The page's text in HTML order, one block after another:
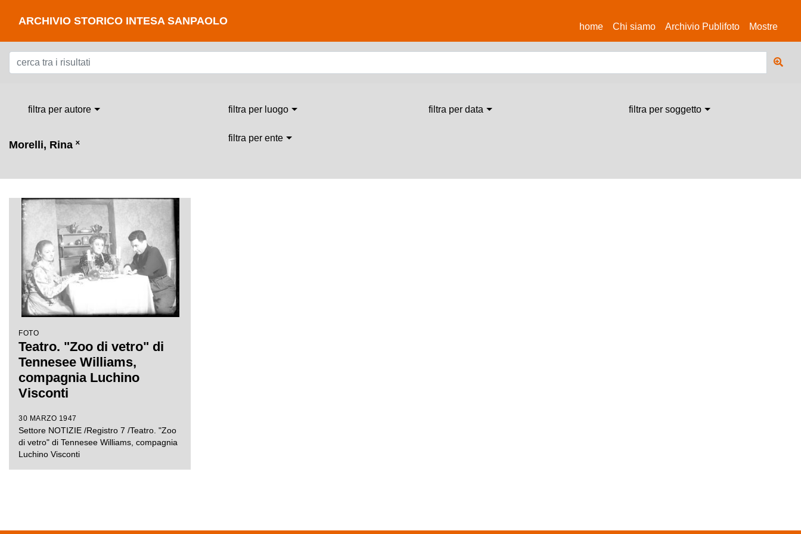
ARCHIVIO STORICO INTESA SANPAOLO home(current)
Chi siamo Archivio Publifoto Mostre
filtra per autore filtra per luogo filtra per data filtra per soggetto
Morelli, Rina ˟
filtra per ente
FOTO
Teatro. "Zoo di vetro" di
Tennesee Williams,
compagnia Luchino
Visconti
30 MARZO 1947
Settore NOTIZIE /Registro 7 /Teatro. "Zoo
di vetro" di Tennesee Williams, compagnia
Luchino Visconti